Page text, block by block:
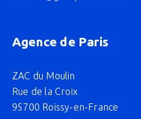
Agence de Paris
ZAC du Moulin
Rue de la Croix
95700 Roissy-en-France